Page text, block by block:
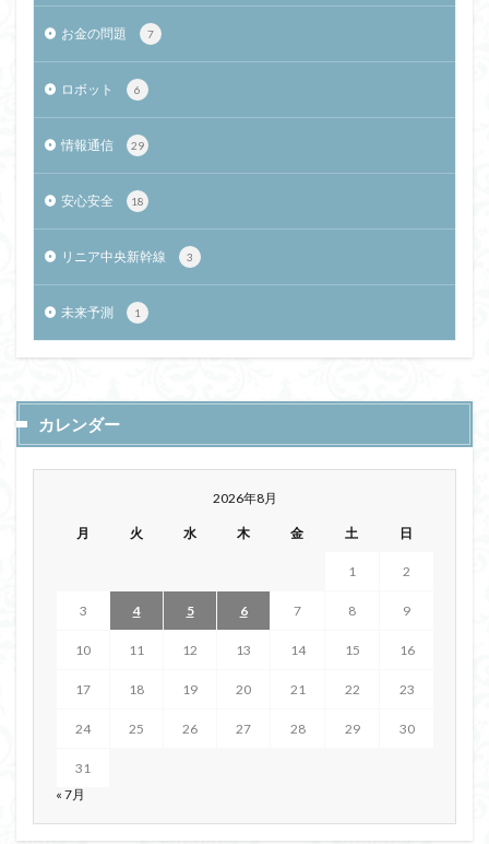
お金の問題 7
ロボット 6
情報通信 29
安心安全 18
リニア中央新幹線 3
未来予測 1
カレンダー
2026年8月
月 火 水 木 金 土 日
1 2
3 4 5 6 7 8 9
10 11 12 13 14 15 16
17 18 19 20 21 22 23
24 25 26 27 28 29 30
31
« 7月